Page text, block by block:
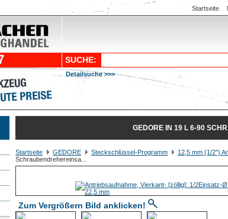
Startseite
SUCHE:
Detailsuche >>>
GEDORE IN 19 L 6-90
Startseite GEDORE Steckschlüssel-Programm 12,5 mm (1/2")
Schraubendrehereinsa...
Zum Vergrößern Bild anklicken!